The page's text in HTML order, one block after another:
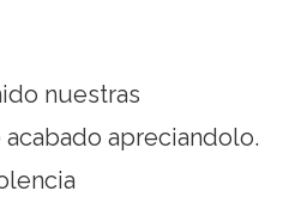
nuestras
apreciandolo.